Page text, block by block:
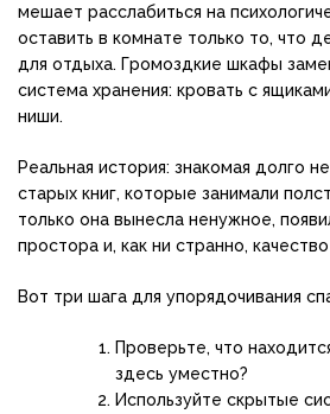
мешает расслабиться на
оставить в комнате только то, что
для отдыха. Громоздкие шкафы
система хранения: кровать с
ниши.
Реальная история: знакомая долго
старых книг, которые занимали
только она вынесла ненужное,
простора и, как ни странно,
Вот три шага для упорядочивания
Проверьте, что
здесь уместно?
Используйте скрытые